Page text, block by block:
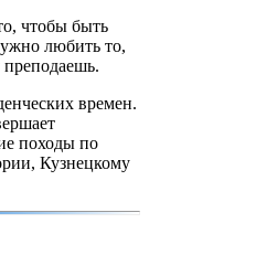
чтобы быть
любить то,
времен.
походы по
Кузнецкому